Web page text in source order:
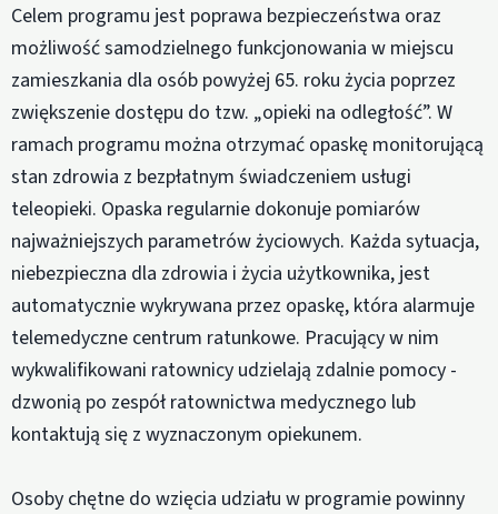
Celem programu jest poprawa bezpieczeństwa oraz
możliwość samodzielnego funkcjonowania w miejscu
zamieszkania dla osób powyżej 65. roku życia poprzez
zwiększenie dostępu do tzw. „opieki na odległość”. W
ramach programu można otrzymać opaskę monitorującą
stan zdrowia z bezpłatnym świadczeniem usługi
teleopieki. Opaska regularnie dokonuje pomiarów
najważniejszych parametrów życiowych. Każda sytuacja,
niebezpieczna dla zdrowia i życia użytkownika, jest
automatycznie wykrywana przez opaskę, która alarmuje
telemedyczne centrum ratunkowe. Pracujący w nim
wykwalifikowani ratownicy udzielają zdalnie pomocy -
dzwonią po zespół ratownictwa medycznego lub
kontaktują się z wyznaczonym opiekunem.
Osoby chętne do wzięcia udziału w programie powinny